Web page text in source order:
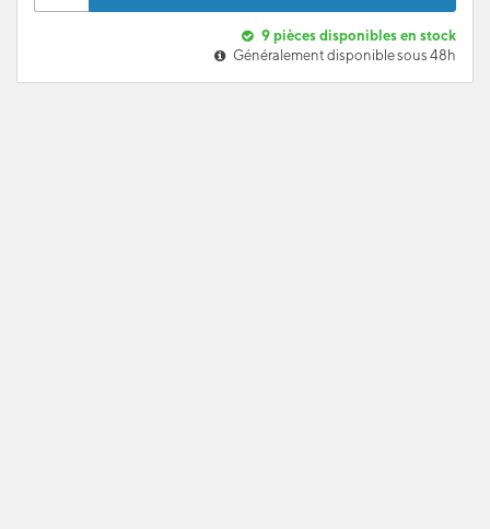
9 pièces disponibles en stock
Généralement disponible sous 48h